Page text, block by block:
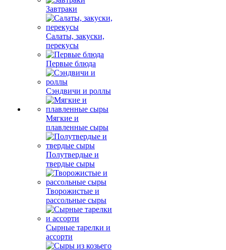
Завтраки
Салаты, закуски,
перекусы
Первые блюда
Сэндвичи и роллы
Мягкие и
плавленные сыры
Полутвердые и
твердые сыры
Творожистые и
рассольные сыры
Сырные тарелки и
ассорти